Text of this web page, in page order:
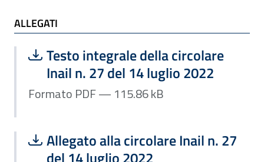
ALLEGATI
ALLEGATI
Scarica file:
Testo integrale della circolare
Inail n. 27 del 14 luglio 2022
Formato PDF — Dimensione 115.86 kB
Formato PDF — 115.86 kB
Scarica file:
Allegato alla circolare Inail n. 27
del 14 luglio 2022
Formato PDF — Dimensione 169.63 kB